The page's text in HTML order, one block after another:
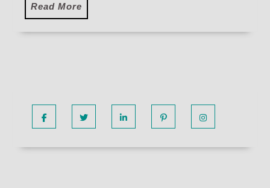
Read More
More